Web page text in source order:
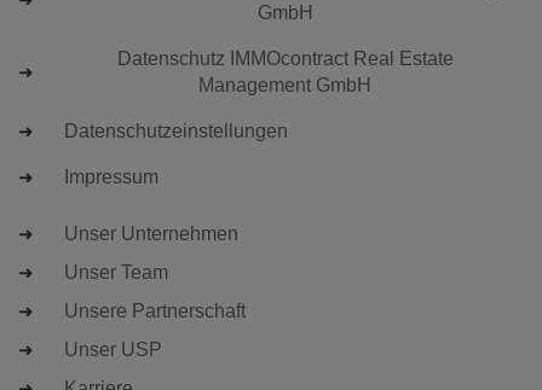
GmbH
Datenschutz IMMOcontract Real Estate
Management GmbH
Datenschutzeinstellungen
Impressum
Unser Unternehmen
Unser Team
Unsere Partnerschaft
Unser USP